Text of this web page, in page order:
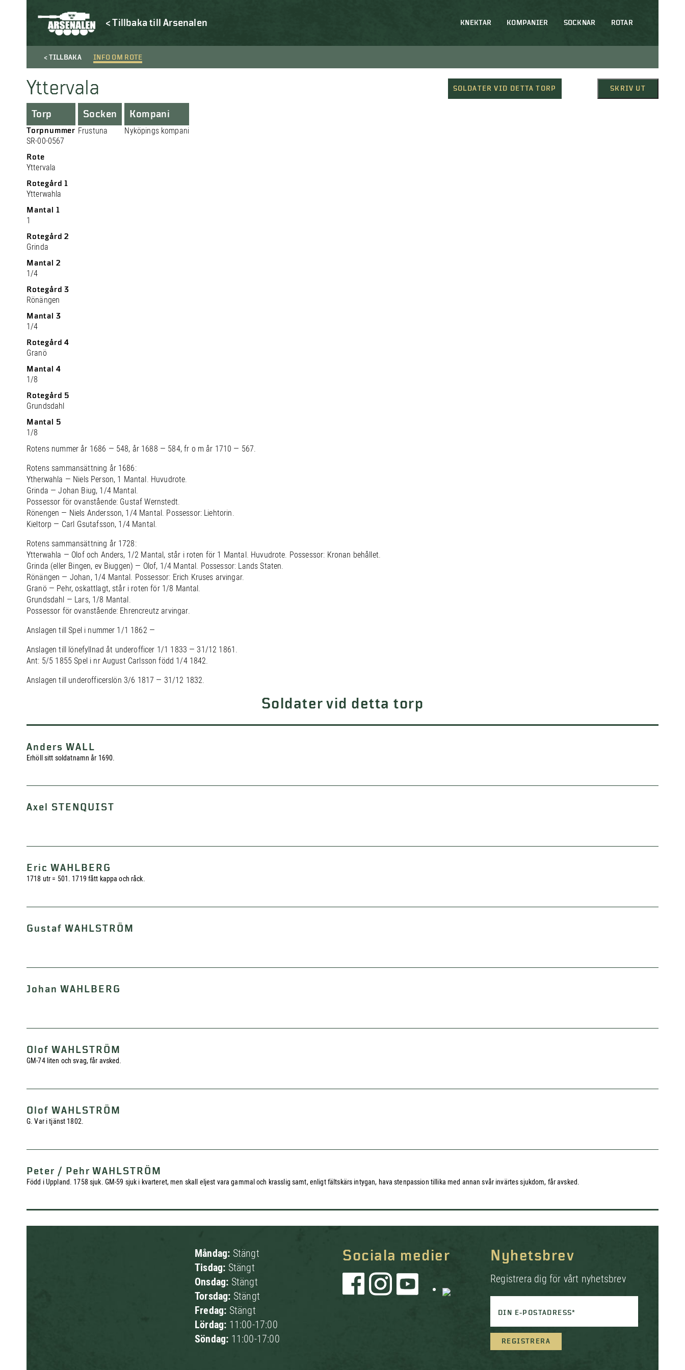
< Tillbaka till Arsenalen KNEKTAR KOMPANIER SOCKNAR ROTAR
< TILLBAKA INFO OM ROTE
Yttervala SOLDATER VID DETTA TORP SKRIV UT
Torp
Torpnummer
SR-00-0567
Rote
Yttervala
Rotegård 1
Ytterwahla
Mantal 1
1
Rotegård 2
Grinda
Mantal 2
1/4
Rotegård 3
Rönängen
Mantal 3
1/4
Rotegård 4
Granö
Mantal 4
1/8
Rotegård 5
Grundsdahl
Mantal 5
1/8
Socken
Frustuna
Kompani
Nyköpings kompani
Rotens nummer år 1686 — 548, år 1688 — 584, fr o m år 1710 — 567.
Rotens sammansättning år 1686:
Ytherwahla — Niels Person, 1 Mantal. Huvudrote.
Grinda — Johan Biug, 1/4 Mantal.
Possessor för ovanstående: Gustaf Wernstedt.
Rönengen — Niels Andersson, 1/4 Mantal. Possessor: Liehtorin.
Kieltorp — Carl Gsutafsson, 1/4 Mantal.
Rotens sammansättning år 1728:
Ytterwahla — Olof och Anders, 1/2 Mantal, står i roten för 1 Mantal. Huvudrote. Possessor: Kronan behållet.
Grinda (eller Bingen, ev Biuggen) — Olof, 1/4 Mantal. Possessor: Lands Staten.
Rönängen — Johan, 1/4 Mantal. Possessor: Erich Kruses arvingar.
Granö — Pehr, oskattlagt, står i roten för 1/8 Mantal.
Grundsdahl — Lars, 1/8 Mantal.
Possessor för ovanstående: Ehrencreutz arvingar.
Anslagen till Spel i nummer 1/1 1862 —
Anslagen till lönefyllnad åt underofficer 1/1 1833 — 31/12 1861.
Ant: 5/5 1855 Spel i nr August Carlsson född 1/4 1842.
Anslagen till underofficerslön 3/6 1817 — 31/12 1832.
Soldater vid detta torp
Anders WALL
Erhöll sitt soldatnamn år 1690.
Axel STENQUIST
Eric WAHLBERG
1718 utr = 501. 1719 fått kappa och råck.
Gustaf WAHLSTRÖM
Johan WAHLBERG
Olof WAHLSTRÖM
GM-74 liten och svag, får avsked.
Olof WAHLSTRÖM
G. Var i tjänst 1802.
Peter / Pehr WAHLSTRÖM
Född i Uppland. 1758 sjuk. GM-59 sjuk i kvarteret, men skall eljest vara gammal och krasslig samt, enligt fältskärs intygan, hava stenpassion tillika med annan svår invärtes sjukdom, får avsked.
Måndag: Stängt
Tisdag: Stängt
Onsdag: Stängt
Torsdag: Stängt
Fredag: Stängt
Lördag: 11:00-17:00
Söndag: 11:00-17:00
Sociala medier Nyhetsbrev
Registrera dig för vårt nyhetsbrev
DIN E-POSTADRESS*
REGISTRERA